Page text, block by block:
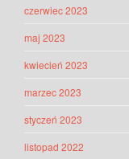
czerwiec 2023
maj 2023
kwiecień 2023
marzec 2023
styczeń 2023
listopad 2022